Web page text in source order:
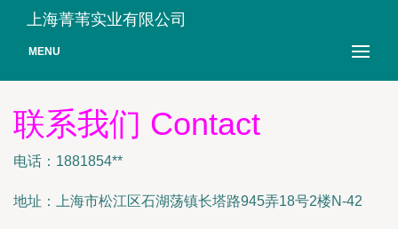
上海菁苇实业有限公司
MENU
联系我们 Contact
电话：1881854**
地址：上海市松江区石湖荡镇长塔路945弄18号2楼N-42